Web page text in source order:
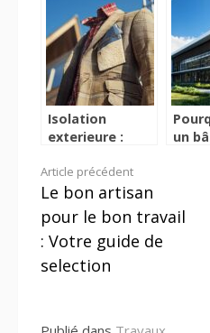
couvreur a
Vertou pour vos
travaux de
toiture ?
pour
Isolation
exterieure :
choisir le
materiau
isolant ideal en
2024
un
Lire
la
suite
Article précédent
Le bon artisan
pour le bon travail
: Votre guide de
selection